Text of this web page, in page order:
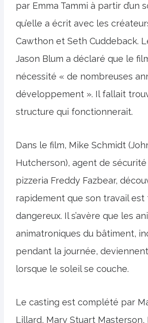
par Emma Tammi à partir d’un
qu’elle a écrit avec les
Cawthon et Seth Cuddeback.
Jason Blum a déclaré que le
nécessité « de nombreuses
développement ». Il fallait
structure qui fonctionnerait.
Dans le film, Mike Schmidt
Hutcherson), agent de
pizzeria Freddy Fazbear,
rapidement que son travail est
dangereux. Il s’avère que les
animatroniques du bâtiment,
pendant la journée,
lorsque le soleil se couche.
Le casting est complété par
Lillard, Mary Stuart Masterson,